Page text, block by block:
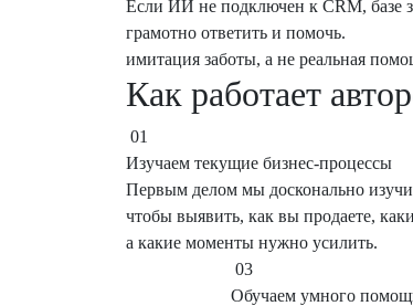
Если ИИ не подключен к CRM, базе
грамотно ответить и помочь.
имитация заботы, а не реальная
Как работает
01
Изучаем текущие бизнес-процессы
Первым делом мы досконально
чтобы выявить, как вы продаете,
а какие моменты нужно усилить.
03
Обучаем умного